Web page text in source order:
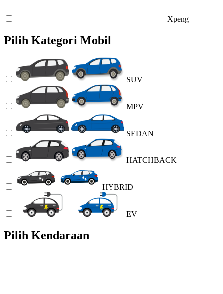
Xpeng
Pilih Kategori Mobil
SUV
MPV
SEDAN
HATCHBACK
HYBRID
EV
Pilih Kendaraan